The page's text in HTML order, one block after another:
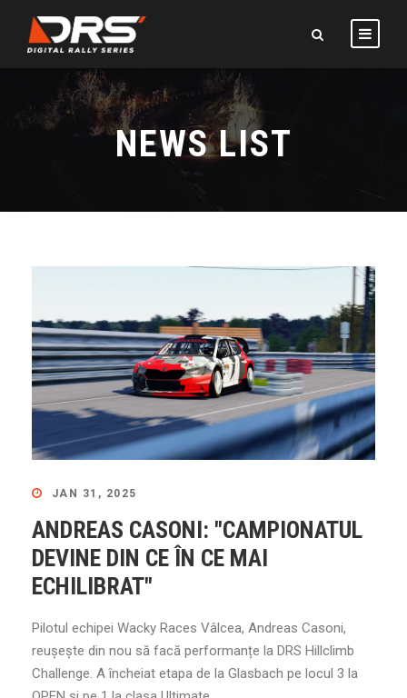
NEWS LIST
JAN 31, 2025
ANDREAS CASONI: "CAMPIONATUL
DEVINE DIN CE ÎN CE MAI
ECHILIBRAT"
Pilotul echipei Wacky Races Vâlcea, Andreas Casoni,
reușește din nou să facă performanțe la DRS Hillclimb
Challenge. A încheiat etapa de la Glasbach pe locul 3 la